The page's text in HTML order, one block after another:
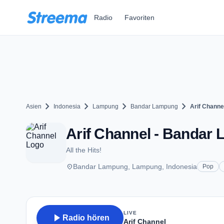
Radio Favoriten
Asien chevron_right Indonesia chevron_right Lampung chevron_right Bandar Lampung chevron_right Arif Channel
Arif Channel - Bandar
All the Hits!
placeBandar Lampung, Lampung, Indonesia Pop
play_arrow Radio hören
LIVE
Arif Channel